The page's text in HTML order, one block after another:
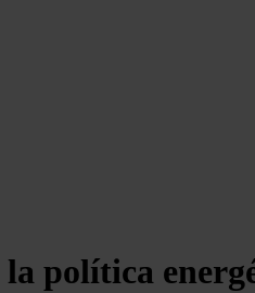
política